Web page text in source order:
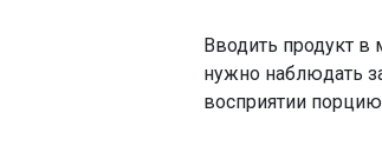
Вводить продукт
нужно наблюдать
восприятии